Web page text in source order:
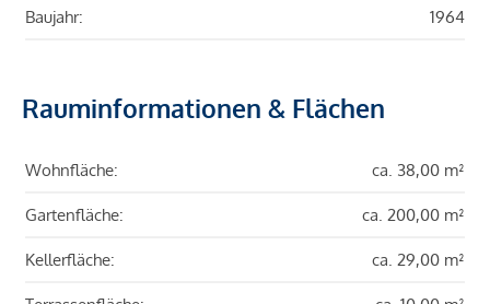
Baujahr: 1964
Rauminformationen & Flächen
Wohnfläche: ca. 38,00 m²
Gartenfläche: ca. 200,00 m²
Kellerfläche: ca. 29,00 m²